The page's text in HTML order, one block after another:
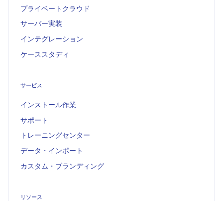
プライベートクラウド
サーバー実装
インテグレーション
ケーススタディ
サービス
インストール作業
サポート
トレーニングセンター
データ・インポート
カスタム・ブランディング
リソース